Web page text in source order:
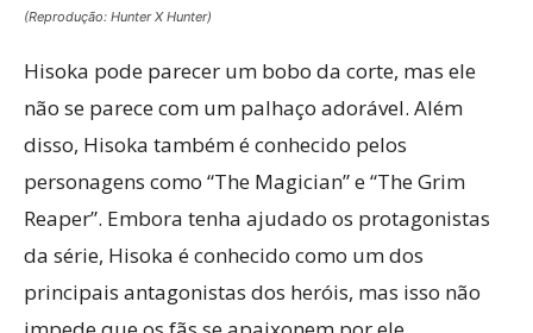
(Reprodução: Hunter X Hunter)
Hisoka pode parecer um bobo da corte, mas ele
não se parece com um palhaço adorável. Além
disso, Hisoka também é conhecido pelos
personagens como “The Magician” e “The Grim
Reaper”. Embora tenha ajudado os protagonistas
da série, Hisoka é conhecido como um dos
principais antagonistas dos heróis, mas isso não